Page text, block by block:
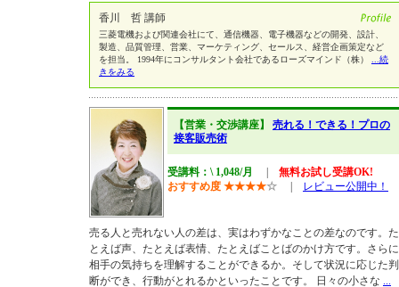
香川 哲 講師
三菱電機および関連会社にて、通信機器、電子機器などの開発、設計、
製造、品質管理、営業、マーケティング、セールス、経営企画策定など
を担当。 1994年にコンサルタント会社であるローズマインド（株）
...続
きをみる
【営業・交渉講座】 売れる！できる！プロの
接客販売術
受講料：\ 1,048/月
無料お試し受講OK!
おすすめ度 ★★★★☆ レビュー公開中！
売る人と売れない人の差は、実はわずかなことの差なのです。た
とえば声、たとえば表情、たとえばことばのかけ方です。さらに
相手の気持ちを理解することができるか。そして状況に応じた判
断ができ、行動がとれるかといったことです。 日々の小さな ...